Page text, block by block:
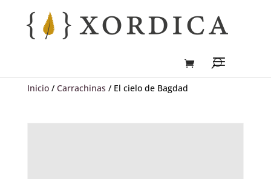
Inicio/ Carrachinas / El cielo de Bagdad